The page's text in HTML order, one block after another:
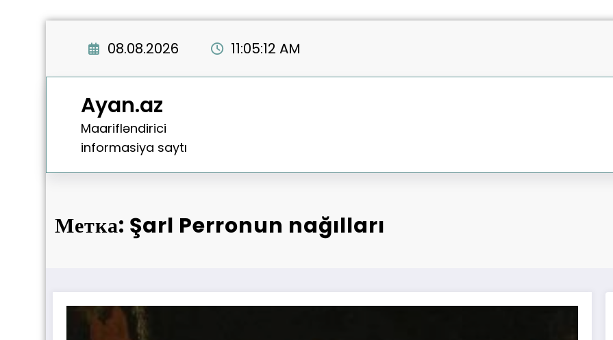
08.08.2026 11:05:12 AM
Ayan.az
Maarifləndirici
informasiya saytı
Метка: Şarl Perronun nağılları